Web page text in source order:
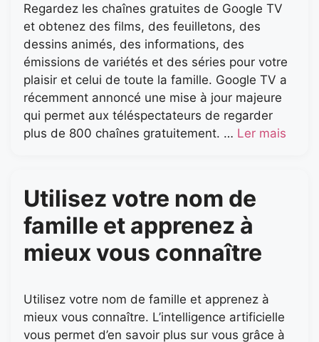
Regardez les chaînes gratuites de Google TV
et obtenez des films, des feuilletons, des
dessins animés, des informations, des
émissions de variétés et des séries pour votre
plaisir et celui de toute la famille. Google TV a
récemment annoncé une mise à jour majeure
qui permet aux téléspectateurs de regarder
plus de 800 chaînes gratuitement. … Ler mais
Utilisez votre nom de
famille et apprenez à
mieux vous connaître
Utilisez votre nom de famille et apprenez à
mieux vous connaître. L’intelligence artificielle
vous permet d’en savoir plus sur vous grâce à